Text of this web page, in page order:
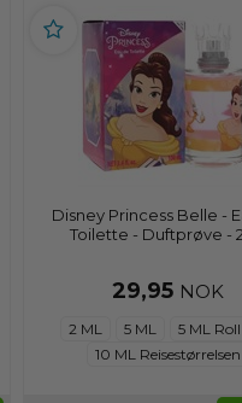
Disney Princess Belle -
Toilette - Duftprøve -
29,95 NOK
2 ML 5 ML
5 ML
10 ML Reisestørrelsen